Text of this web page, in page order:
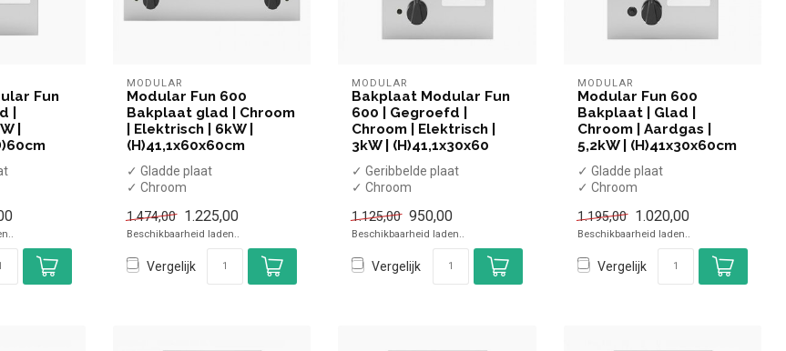
Fun
|
|
MODULAR
Modular Fun 600
Bakplaat glad | Chroom
| Elektrisch | 6kW |
(H)41,1x60x60cm
✓ Gladde plaat
✓ Chroom
✓ 6kW vermogen
✓ 400 Volt
1.474,00 1.225,00
Beschikbaarheid laden..
Vergelijk
MODULAR
Bakplaat Modular Fun
600 | Gegroefd |
Chroom | Elektrisch |
3kW | (H)41,1x30x60
✓ Geribbelde plaat
✓ Chroom
✓ 3kW vermogen
✓ 230 Volt
1.125,00 950,00
Beschikbaarheid laden..
Vergelijk
MODULAR
Modular Fun 600
Bakplaat | Glad |
Chroom | Aardgas |
5,2kW | (H)41x30x60cm
✓ Gladde plaat
✓ Chroom
✓ 5,2 kW vermogen
✓ Gas
1.195,00 1.020,00
Beschikbaarheid laden..
Vergelijk